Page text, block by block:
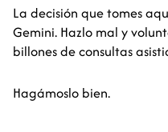
La decisión que tomes
Gemini. Hazlo mal y
billones de consultas
Hagámoslo bien.